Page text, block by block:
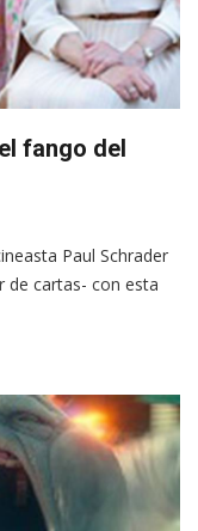
fango del
Paul Schrader
de cartas- con esta